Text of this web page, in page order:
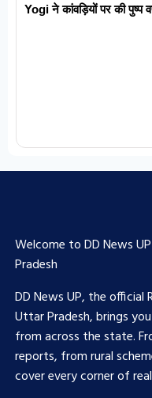
Yogi ने कांवड़ियों पर की पुष्प
Welcome to DD News
Pradesh
DD News UP, the official
Uttar Pradesh, brings
from across the state.
reports, from rural
cover every corner of